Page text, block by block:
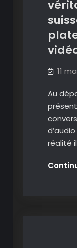
11
Au
réalité